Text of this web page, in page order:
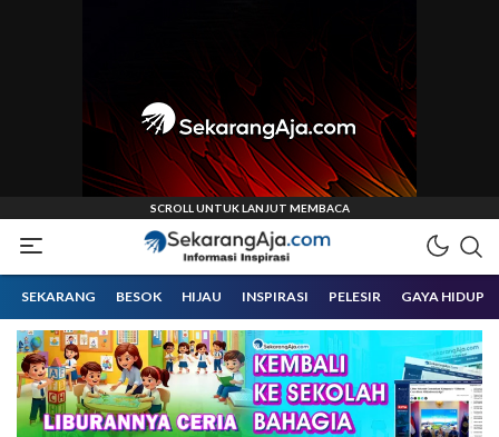
Sekarangaja
Informasi Inspirasi Malang Raya
SEKARANG BESOK HIJAU INSPIRASI PELESIR GAYA HIDUP